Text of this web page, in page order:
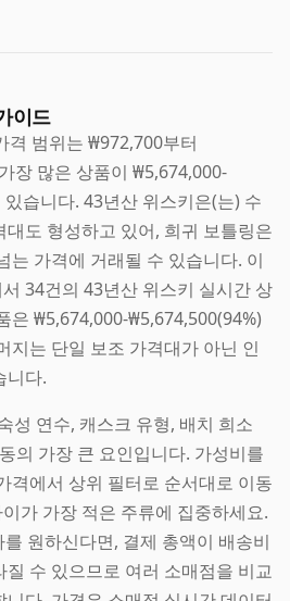
이드
격 범위는 ₩972,700부터
장 많은 상품이 ₩5,674,000-
습니다. 43년산 위스키은(는) 수
도 형성하고 있어, 희귀 보틀링은
는 가격에 거래될 수 있습니다. 이
34건의 43년산 위스키 실시간 상
은 ₩5,674,000-₩5,674,500(94%)
지는 단일 보조 가격대가 아닌 인
니다.
성 연수, 캐스크 유형, 배치 희소
의 가장 큰 요인입니다. 가성비를
격에서 상위 필터로 순서대로 이동
가 가장 적은 주류에 집중하세요.
원하신다면, 결제 총액이 배송비
수 있으므로 여러 소매점을 비교